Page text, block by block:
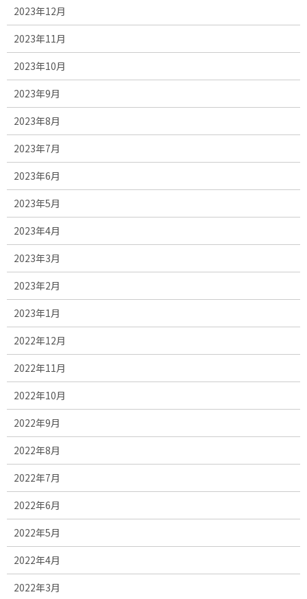
2023年12月
2023年11月
2023年10月
2023年9月
2023年8月
2023年7月
2023年6月
2023年5月
2023年4月
2023年3月
2023年2月
2023年1月
2022年12月
2022年11月
2022年10月
2022年9月
2022年8月
2022年7月
2022年6月
2022年5月
2022年4月
2022年3月